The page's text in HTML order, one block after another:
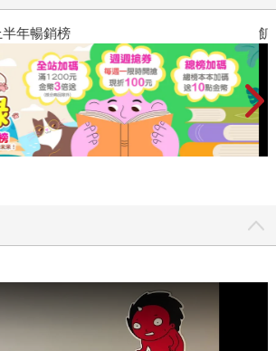
年暢銷榜 飢